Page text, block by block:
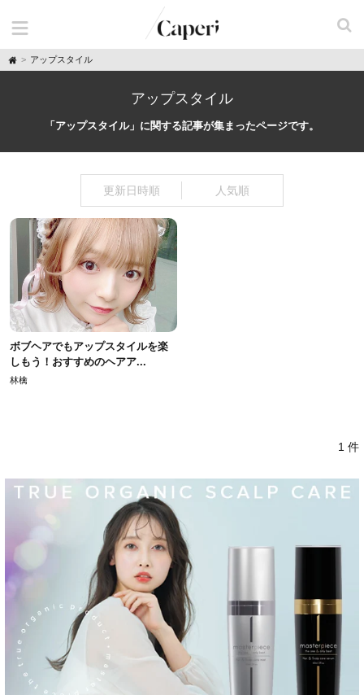
H
o
アップスタイル
アップスタイル
「アップスタイル」に関する記事が集まったページです。
更新日時順 人気順
ボブヘアでもアップスタイルを楽
しもう！おすすめのヘアア...
林檎
1 件